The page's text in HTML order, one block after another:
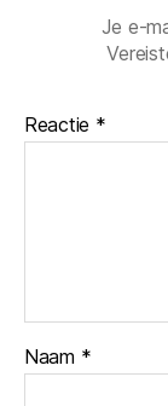
Je e-
Reactie *
Naam *